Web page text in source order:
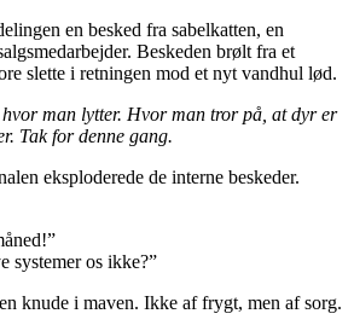
en besked fra sabelkatten, en
Beskeden brølt fra et
slette i retningen mod et nyt vandhul lød.
hvor man lytter. Hvor man tror på, at dyr er
Tak for denne gang.
eksploderede de interne beskeder.
systemer os ikke?”
knude i maven. Ikke af frygt, men af sorg.